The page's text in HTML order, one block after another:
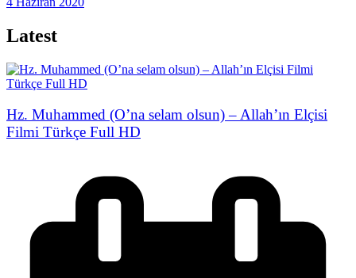
Latest
Hz. Muhammed (O’na selam olsun) – Allah’ın Elçisi
Filmi Türkçe Full HD